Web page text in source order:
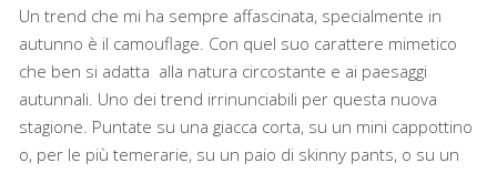
Un trend che mi ha sempre affascinata, specialmente in
autunno è il camouflage. Con quel suo carattere mimetico
che ben si adatta alla natura circostante e ai paesaggi
autunnali. Uno dei trend irrinunciabili per questa nuova
stagione. Puntate su una giacca corta, su un mini cappottino
o, per le più temerarie, su un paio di skinny pants, o su un